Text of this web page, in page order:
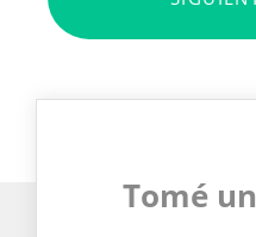
Tomé